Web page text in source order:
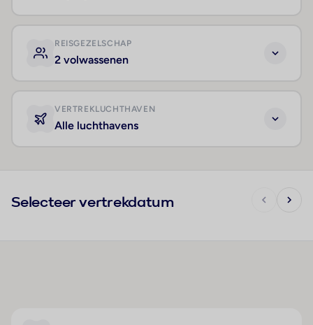
REISGEZELSCHAP
2 volwassenen
VERTREKLUCHTHAVEN
Alle luchthavens
Selecteer vertrekdatum